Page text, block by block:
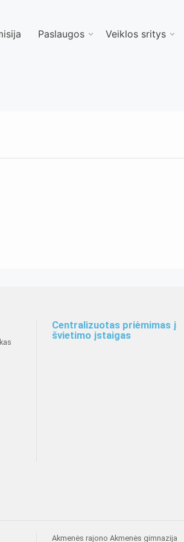
Paslaugos Veiklos sritys
Centralizuotas priėmimas į
švietimo įstaigas
Akmenės rajono Akmenės gimnazija